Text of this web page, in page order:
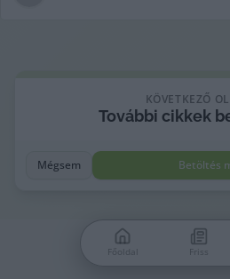
KÖVETKEZŐ
További cikkek
Mégsem Betöltés
Főoldal Friss